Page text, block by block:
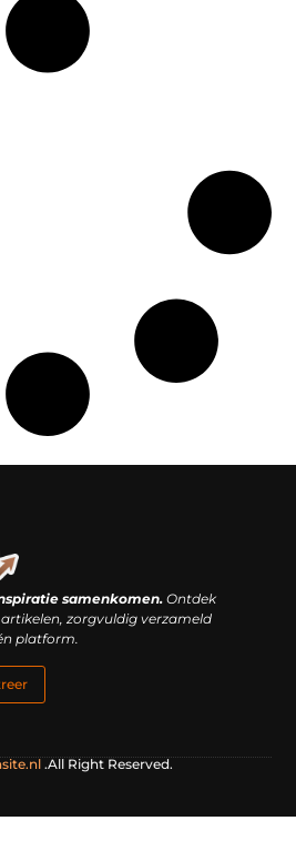
samenkomen.Ontdek
zorgvuldig verzameld
platform.
.All Right Reserved.